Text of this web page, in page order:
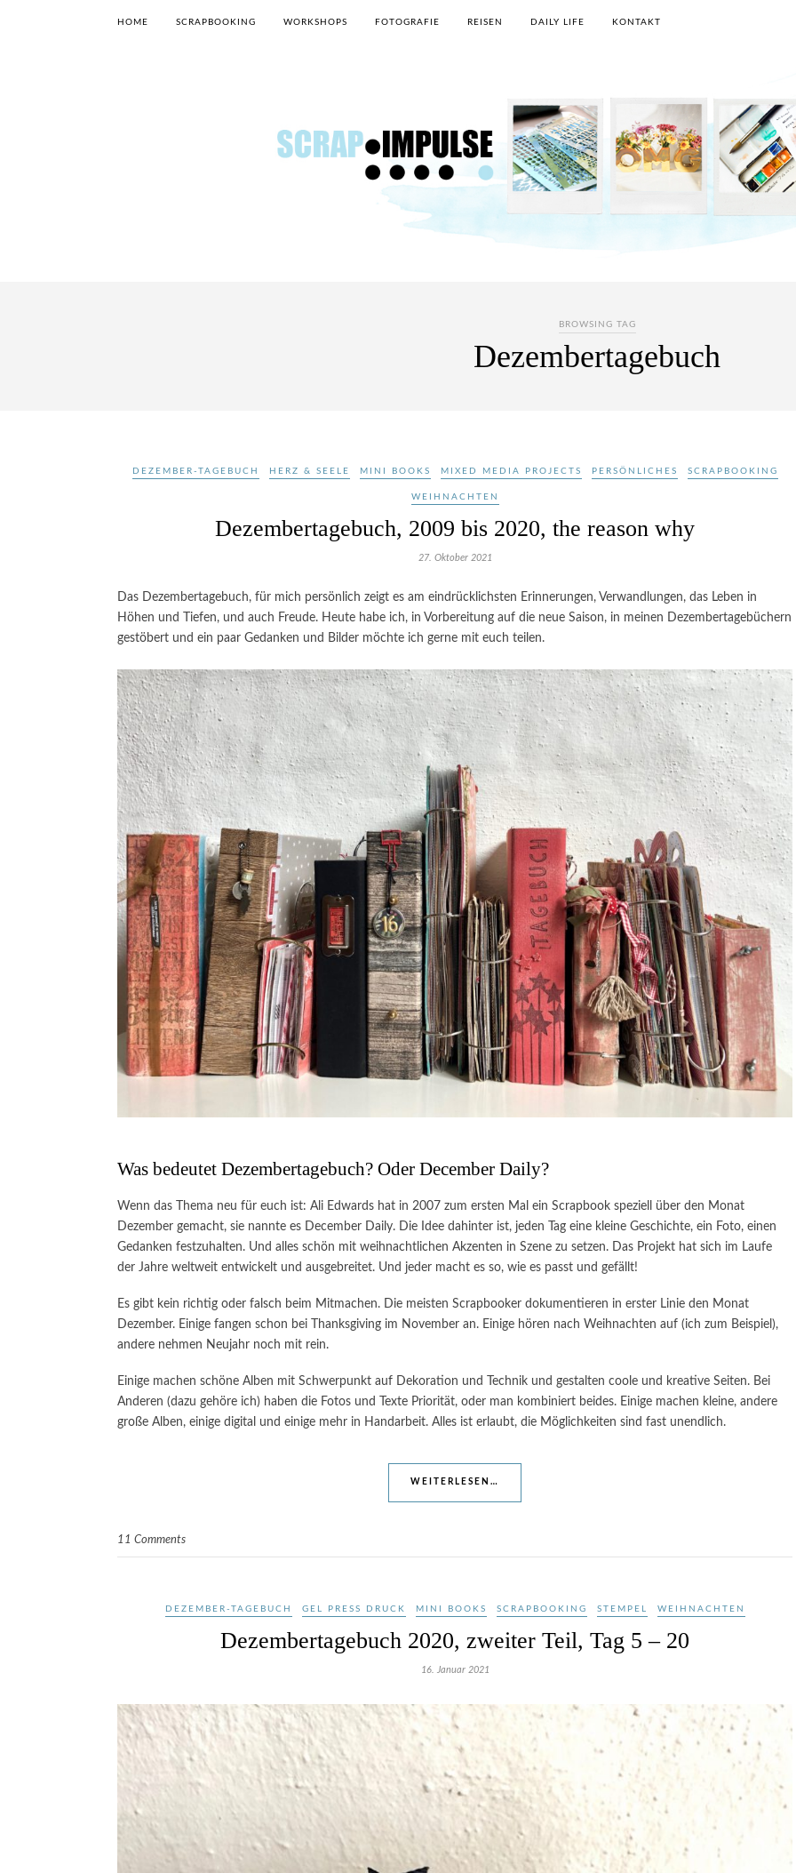
HOME SCRAPBOOKING WORKSHOPS FOTOGRAFIE REISEN DAILY LIFE KONTAKT
BROWSING TAG
Dezembertagebuch
DEZEMBER-TAGEBUCH HERZ & SEELE MINI BOOKS MIXED MEDIA PROJECTS PERSÖNLICHES SCRAPBOOKING
WEIHNACHTEN
Dezembertagebuch, 2009 bis 2020, the reason why
27. Oktober 2021
Das Dezembertagebuch, für mich persönlich zeigt es am eindrücklichsten Erinnerungen, Verwandlungen, das Leben in
Höhen und Tiefen, und auch Freude. Heute habe ich, in Vorbereitung auf die neue Saison, in meinen Dezembertagebüchern
gestöbert und ein paar Gedanken und Bilder möchte ich gerne mit euch teilen.
Was bedeutet Dezembertagebuch? Oder December Daily?
Wenn das Thema neu für euch ist: Ali Edwards hat in 2007 zum ersten Mal ein Scrapbook speziell über den Monat
Dezember gemacht, sie nannte es December Daily. Die Idee dahinter ist, jeden Tag eine kleine Geschichte, ein Foto, einen
Gedanken festzuhalten. Und alles schön mit weihnachtlichen Akzenten in Szene zu setzen. Das Projekt hat sich im Laufe
der Jahre weltweit entwickelt und ausgebreitet. Und jeder macht es so, wie es passt und gefällt!
Es gibt kein richtig oder falsch beim Mitmachen. Die meisten Scrapbooker dokumentieren in erster Linie den Monat
Dezember. Einige fangen schon bei Thanksgiving im November an. Einige hören nach Weihnachten auf (ich zum Beispiel),
andere nehmen Neujahr noch mit rein.
Einige machen schöne Alben mit Schwerpunkt auf Dekoration und Technik und gestalten coole und kreative Seiten. Bei
Anderen (dazu gehöre ich) haben die Fotos und Texte Priorität, oder man kombiniert beides. Einige machen kleine, andere
große Alben, einige digital und einige mehr in Handarbeit. Alles ist erlaubt, die Möglichkeiten sind fast unendlich.
WEITERLESEN…
11 Comments
DEZEMBER-TAGEBUCH GEL PRESS DRUCK MINI BOOKS SCRAPBOOKING STEMPEL WEIHNACHTEN
Dezembertagebuch 2020, zweiter Teil, Tag 5 – 20
16. Januar 2021